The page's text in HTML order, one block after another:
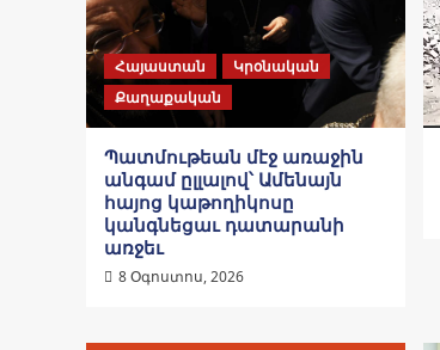
Հայաստան
Կրօնական
Քաղաքական
Պատմութեան մէջ առաջին
անգամ ըլլալով՝ Ամենայն
հայոց կաթողիկոսը
կանգնեցաւ դատարանի
առջեւ
8 Օգոստոս, 2026